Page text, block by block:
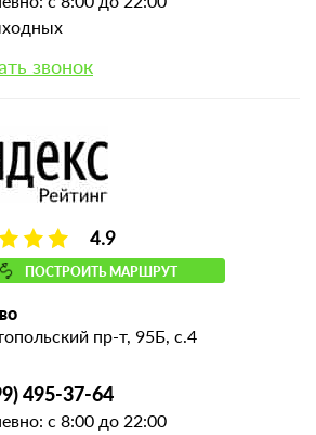
звонок
4.9
ПОСТРОИТЬ МАРШРУТ
пр-т, 95Б, с.4
495-37-64
с 8:00 до 22:00